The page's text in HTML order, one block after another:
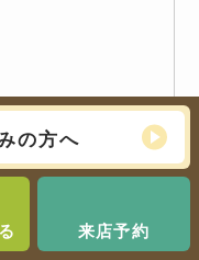
の方へ
来店予約